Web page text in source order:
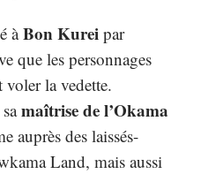
àBon Kurei par
que les personnages
voler la vedette.
maîtrise de l’Okama
auprès des laissés-
Land, mais aussi